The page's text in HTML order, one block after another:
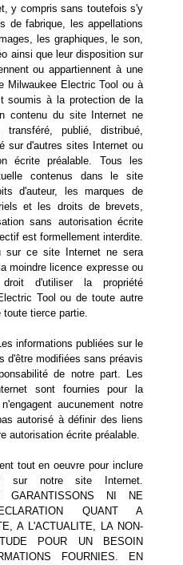
y compris sans toutefois s'y
de fabrique, les appellations
les graphiques, le son,
ainsi que leur disposition sur
ou appartiennent à une
Milwaukee Electric Tool ou à
soumis à la protection de la
contenu du site Internet ne
publié, distribué,
sur d'autres sites Internet ou
écrite préalable. Tous les
contenus dans le site
d'auteur, les marques de
et les droits de brevets,
sans autorisation écrite
est formellement interdite.
sur ce site Internet ne sera
moindre licence expresse ou
d'utiliser la propriété
Tool ou de toute autre
toute tierce partie.
informations publiées sur le
d'être modifiées sans préavis
de notre part. Les
sont fournies pour la
aucunement notre
autorisé à définir des liens
autorisation écrite préalable.
tout en oeuvre pour inclure
sur notre site Internet.
GARANTISSONS NI NE
QUANT A
A L'ACTUALITE, LA NON-
POUR UN BESOIN
FOURNIES. EN